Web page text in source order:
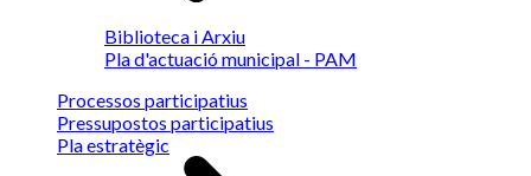
Biblioteca i Arxiu
Pla d'actuació municipal - PAM
Processos participatius
Pressupostos participatius
Pla estratègic